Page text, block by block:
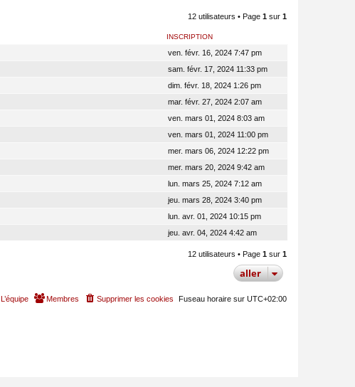
12 utilisateurs • Page 1 sur 1
INSCRIPTION
ven. févr. 16, 2024 7:47 pm
sam. févr. 17, 2024 11:33 pm
dim. févr. 18, 2024 1:26 pm
mar. févr. 27, 2024 2:07 am
ven. mars 01, 2024 8:03 am
ven. mars 01, 2024 11:00 pm
mer. mars 06, 2024 12:22 pm
mer. mars 20, 2024 9:42 am
lun. mars 25, 2024 7:12 am
jeu. mars 28, 2024 3:40 pm
lun. avr. 01, 2024 10:15 pm
jeu. avr. 04, 2024 4:42 am
12 utilisateurs • Page 1 sur 1
aller
Fuseau horaire sur UTC+02:00
Supprimer les cookies
Membres
L’équipe